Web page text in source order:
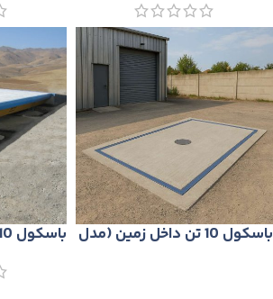
باسكول 10 تن داخل زمين (مدل